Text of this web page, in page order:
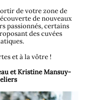
de votre zone de
de nouveaux
passionnés, certains
des cuvées
et à la vôtre !
et Kristine Mansuy-